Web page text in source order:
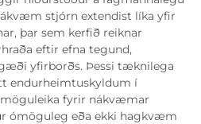
stjórn extendist líka yfir
þar sem kerfið reiknar
eftir efna tegund,
yfirborðs. Þessi tæknilega
endurheimtuskyldum í
fyrir nákvæmar
ómöguleg eða ekki hagkvæm